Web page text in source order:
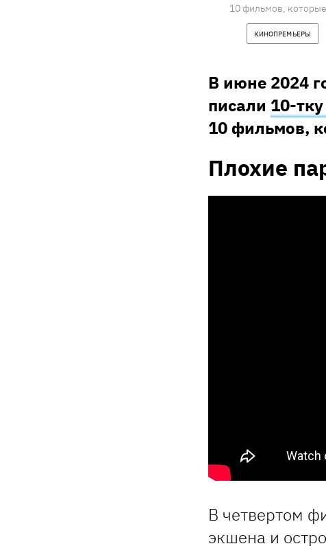
10 фильмов,
КИНОПРЕМЬЕРЫ
В июне 2024
писали 10-
10 фильмов,
Плохие
В четвертом
экшена и